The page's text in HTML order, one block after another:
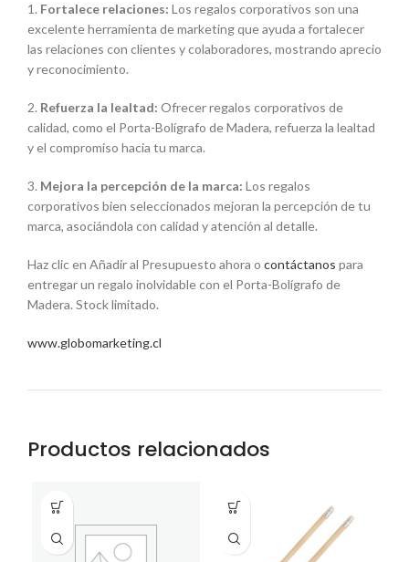
1. Fortalece relaciones: Los regalos corporativos son una
excelente herramienta de marketing que ayuda a fortalecer
las relaciones con clientes y colaboradores, mostrando aprecio
y reconocimiento.
2. Refuerza la lealtad: Ofrecer regalos corporativos de
calidad, como el Porta-Bolígrafo de Madera, refuerza la lealtad
y el compromiso hacia tu marca.
3. Mejora la percepción de la marca: Los regalos
corporativos bien seleccionados mejoran la percepción de tu
marca, asociándola con calidad y atención al detalle.
Haz clic en Añadir al Presupuesto ahora o contáctanos para
entregar un regalo inolvidable con el Porta-Bolígrafo de
Madera. Stock limitado.
www.globomarketing.cl
Productos relacionados